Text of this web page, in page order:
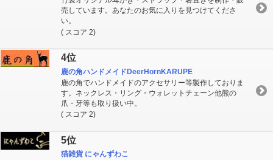
売しています。あなたのお気に入りを見つけてくださ
い。
( スコア 2)
4位
鹿の角ハンドメイドDeerHornKARUPE
鹿の角でハンドメイドのアクセサリー等製作しておりま
す。ネックレス・リング・ウォレットチェーン他熊の
爪・牙等も取り扱い中。
( スコア 2)
5位
猫雑貨 にゃんずわこ